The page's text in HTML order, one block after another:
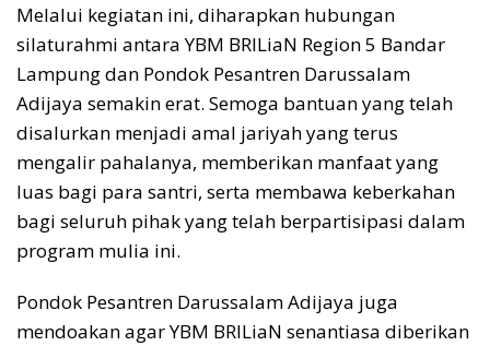
Melalui kegiatan ini, diharapkan hubungan
silaturahmi antara YBM BRILiaN Region 5 Bandar
Lampung dan Pondok Pesantren Darussalam
Adijaya semakin erat. Semoga bantuan yang telah
disalurkan menjadi amal jariyah yang terus
mengalir pahalanya, memberikan manfaat yang
luas bagi para santri, serta membawa keberkahan
bagi seluruh pihak yang telah berpartisipasi dalam
program mulia ini.
Pondok Pesantren Darussalam Adijaya juga
mendoakan agar YBM BRILiaN senantiasa diberikan